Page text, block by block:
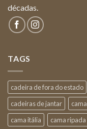
décadas.
TAGS
cadeira de fora do estado
cadeiras de jantar
cama
cama itália
cama ripada